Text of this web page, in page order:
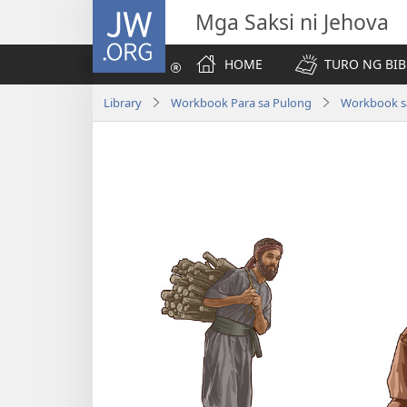
JW.ORG Mga Saksi ni Jehova
HOME
TURO NG
Library Workbook Para sa Pulong Workbook